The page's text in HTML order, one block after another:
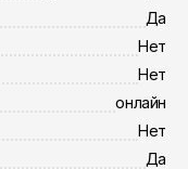
Да
Нет
Нет
онлайн
Нет
Да